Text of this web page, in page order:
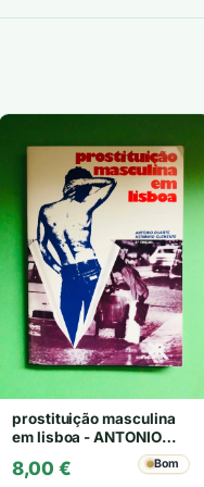
prostituição masculina
em lisboa - ANTONIO
DUARTE HERMINIO
CLEMENTE
8,00 € Bom